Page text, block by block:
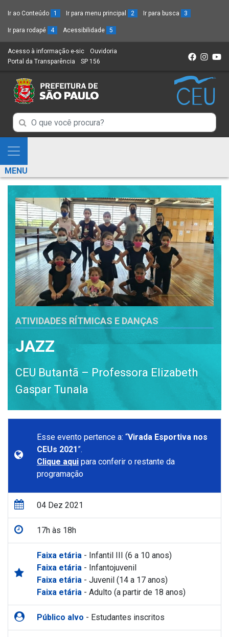
Ir ao Conteúdo 1 Ir para menu principal 2 Ir para busca 3
Ir para rodapé 4 Acessibilidade 5
Acesso à informação e-sic (Link
para
novo
sítio)
Ouvidoria
Portal da Transparência (Link
um
novo
SP 156
Campo
de
Busca
de
informações
Campo
de
de
informações
Mostra
e
Esconde
Menu
MENU
ATIVIDADES RÍTMICAS E DANÇAS
JAZZ
CEU Butantã – Professora Elizabeth
Gaspar Tunala
Esse evento pertence a: “Virada Esportiva nos
CEUs 2021 ”.
Clique aqui para conferir o restante da
programação
04 Dez 2021
17h às 18h
Faixa etária - Infantil III (6 a 10 anos)
Faixa etária - Infantojuvenil
Faixa etária - Juvenil (14 a 17 anos)
Faixa etária - Adulto (a partir de 18 anos)
Público alvo - Estudantes inscritos